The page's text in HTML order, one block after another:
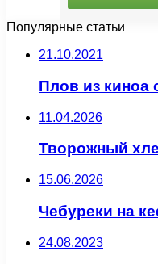
Популярные статьи
21.10.2021
Плов из киноа
11.04.2026
Творожный
15.06.2026
Чебуреки на
24.08.2023